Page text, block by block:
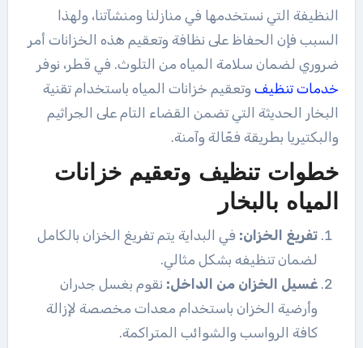
النظيفة التي نستخدمها في منازلنا ومنشآتنا، ولهذا
السبب فإن الحفاظ على نظافة وتعقيم هذه الخزانات أمر
ضروري لضمان سلامة المياه من التلوث. في قطر، نوفر
خدمات تنظيفوتعقيم خزانات المياه باستخدام تقنية
البخار الحديثة التي تضمن القضاء التام على الجراثيم
والبكتيريا بطريقة فعّالة وآمنة.
خطوات تنظيف وتعقيم خزانات
المياه بالبخار
تفريغ الخزان: في البداية يتم تفريغ الخزان بالكامل
لضمان تنظيفه بشكل مثالي.
غسيل الخزان من الداخل: نقوم بغسل جدران
وأرضية الخزان باستخدام معدات مخصصة لإزالة
كافة الرواسب والشوائب المتراكمة.